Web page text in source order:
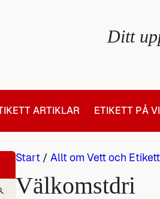
Ditt
ARTIKLAR ETIKETT PÅ
Start / Allt om Vett och Etikett
Välkomstdri